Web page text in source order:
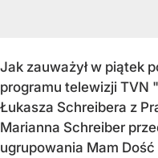
Jak zauważył w piątek
programu telewizji TVN
Łukasza Schreibera z
Marianna Schreiber
ugrupowania Mam